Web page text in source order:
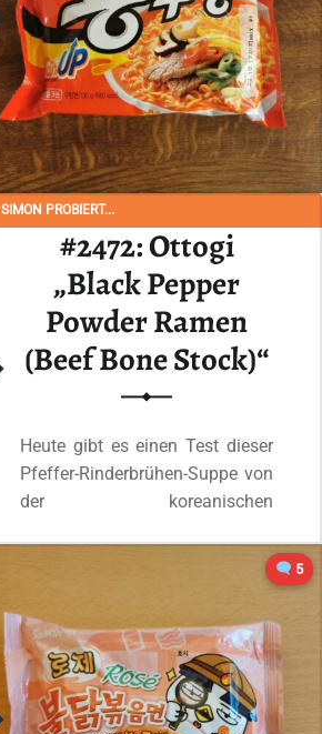
SIMON PROBIERT...
#2472: Ottogi
„Black Pepper
Powder Ramen
(Beef Bone Stock)“
Heute gibt es einen Test dieser
Pfeffer-Rinderbrühen-Suppe von
der koreanischen
“#2472: Ottogi „Black Pepper Powder Ramen (Beef Bone Stock)“”
5